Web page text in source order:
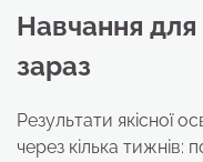
Навчання для
зараз
Результати якісної
через кілька тижнів: